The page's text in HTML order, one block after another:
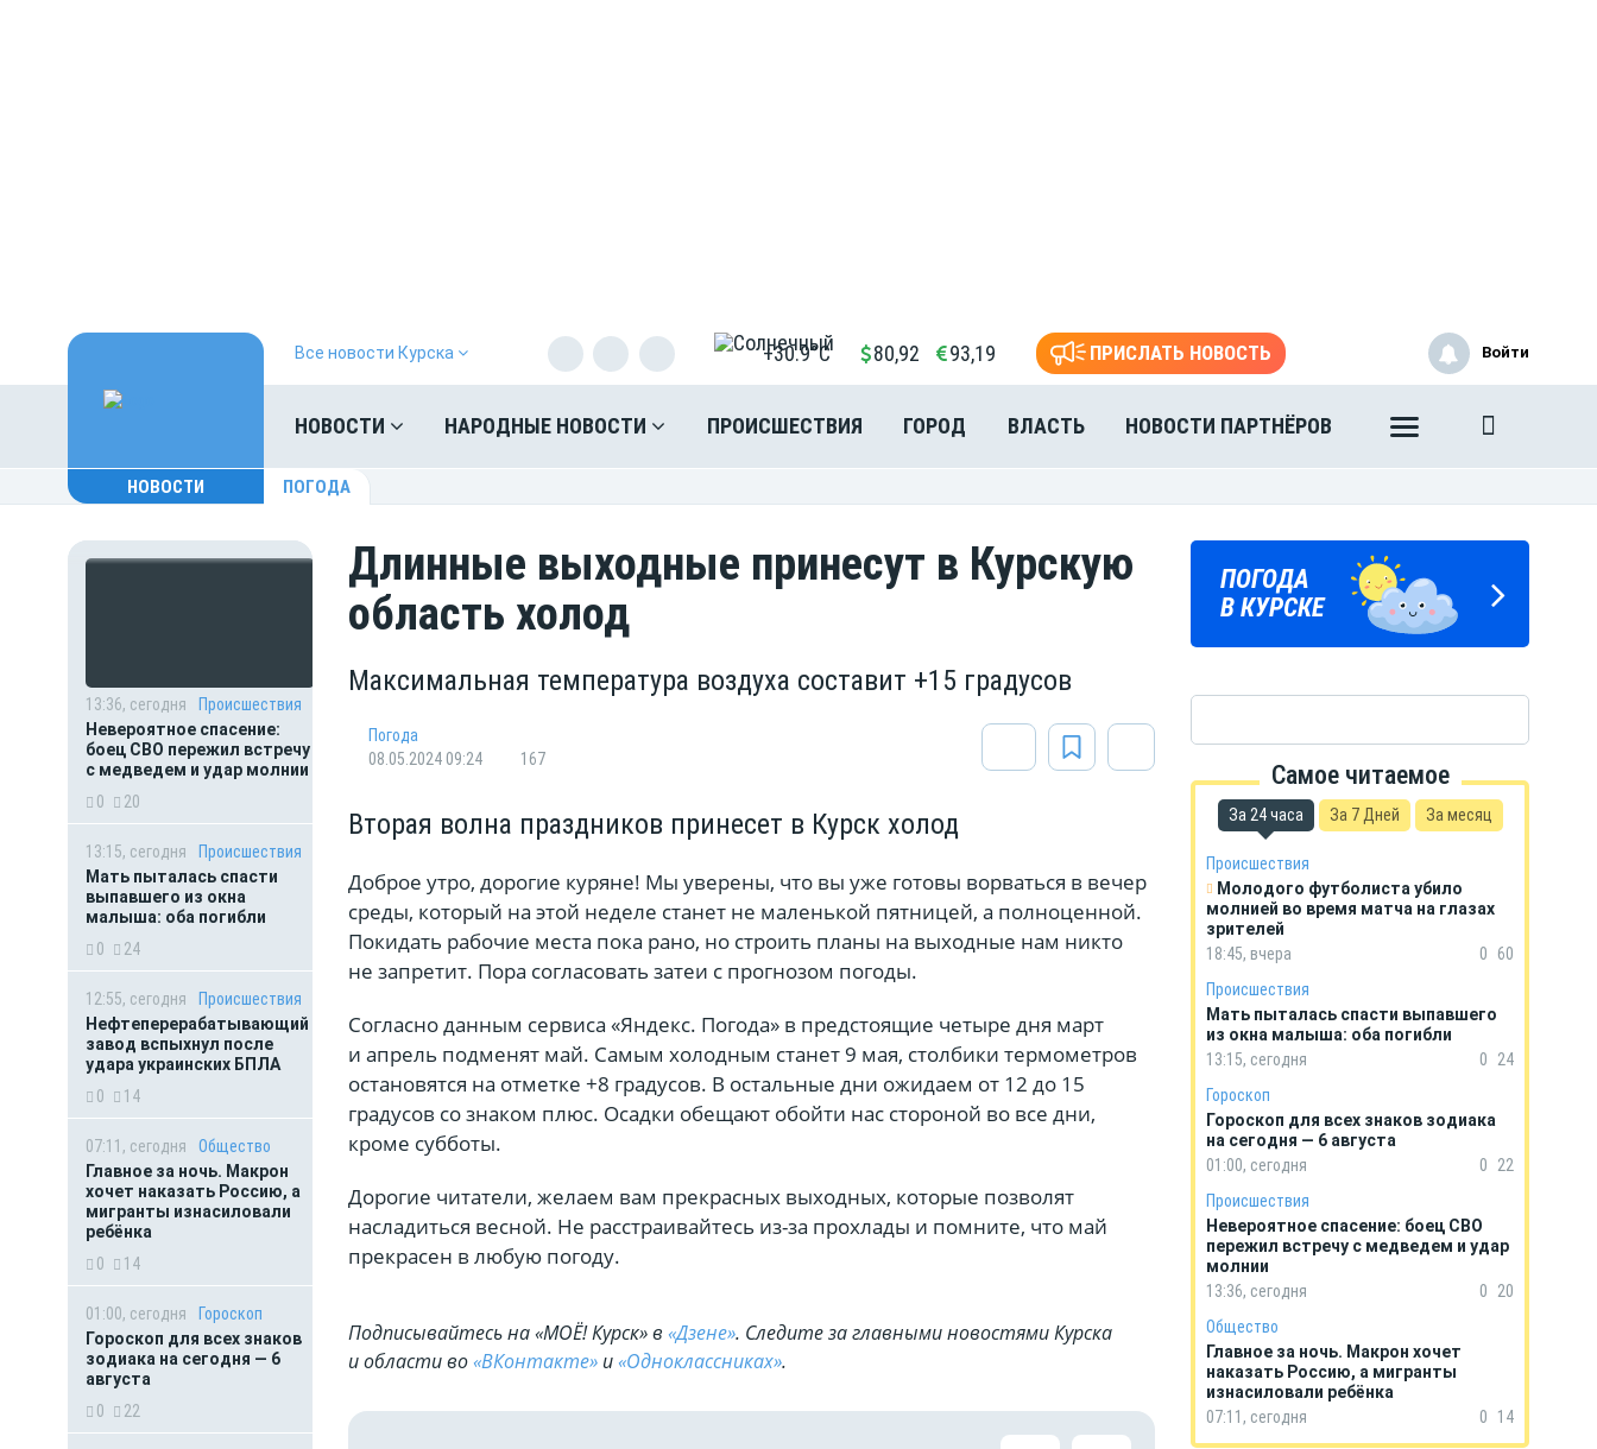
Все новости Курска +30.9°C 80,92 93,19 ПРИСЛАТЬ НОВОСТЬ
НОВОСТИ НАРОДНЫЕ НОВОСТИ ПРОИСШЕСТВИЯ ГОРОД ВЛАСТЬ НОВОСТИ ПАРТНЁРОВ
Войти
НОВОСТИ ПОГОДА
13:36, сегодня
Происшествия
Невероятное спасение:
боец СВО пережил встречу
с медведем и удар молнии
0
20
13:15, сегодня
Происшествия
Мать пыталась спасти
выпавшего из окна
малыша: оба погибли
0
24
12:55, сегодня
Происшествия
Нефтеперерабатывающий
завод вспыхнул после
удара украинских БПЛА
0
14
07:11, сегодня
Общество
Главное за ночь. Макрон
хочет наказать Россию, а
мигранты изнасиловали
ребёнка
0
14
01:00, сегодня
Гороскоп
Гороскоп для всех знаков
зодиака на сегодня — 6
августа
0
22
Длинные выходные принесут в Курскую
область холод
Максимальная температура воздуха составит +15 градусов
Погода
08.05.2024 09:24
167
Вторая волна праздников принесет в Курск холод
Доброе утро, дорогие куряне! Мы уверены, что вы уже готовы ворваться в вечер
среды, который на этой неделе станет не маленькой пятницей, а полноценной.
Покидать рабочие места пока рано, но строить планы на выходные нам никто
не запретит. Пора согласовать затеи с прогнозом погоды.
Согласно данным сервиса «Яндекс. Погода» в предстоящие четыре дня март
и апрель подменят май. Самым холодным станет 9 мая, столбики термометров
остановятся на отметке +8 градусов. В остальные дни ожидаем от 12 до 15
градусов со знаком плюс. Осадки обещают обойти нас стороной во все дни,
кроме субботы.
Дорогие читатели, желаем вам прекрасных выходных, которые позволят
насладиться весной. Не расстраивайтесь из-за прохлады и помните, что май
прекрасен в любую погоду.
Подписывайтесь на «МОЁ! Курск» в «Дзене». Cледите за главными новостями Курска
и области во«ВКонтакте» и«Одноклассниках».
ГОРОСКОП
НА КАЖДЫЙ ДЕНЬ
ПОГОДА
В КУРСКЕ
Самое читаемое
За 24 часа За 7 Дней За месяц
Происшествия
Молодого футболиста убило
молнией во время матча на глазах
зрителей
18:45, вчера
0
60
Происшествия
Мать пыталась спасти выпавшего
из окна малыша: оба погибли
13:15, сегодня
0
24
Гороскоп
Гороскоп для всех знаков зодиака
на сегодня — 6 августа
01:00, сегодня
0
22
Происшествия
Невероятное спасение: боец СВО
пережил встречу с медведем и удар
молнии
13:36, сегодня
0
20
Общество
Главное за ночь. Макрон хочет
наказать Россию, а мигранты
изнасиловали ребёнка
07:11, сегодня
0 14